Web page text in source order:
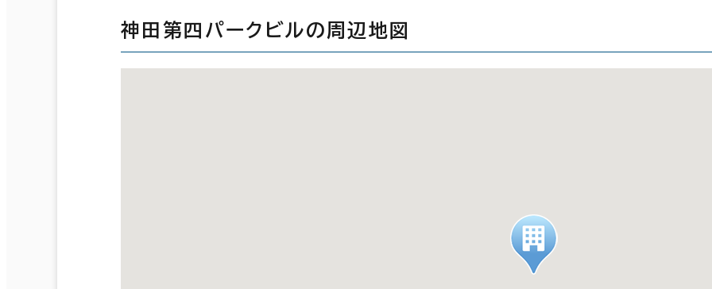
神田第四パークビルの周辺地図